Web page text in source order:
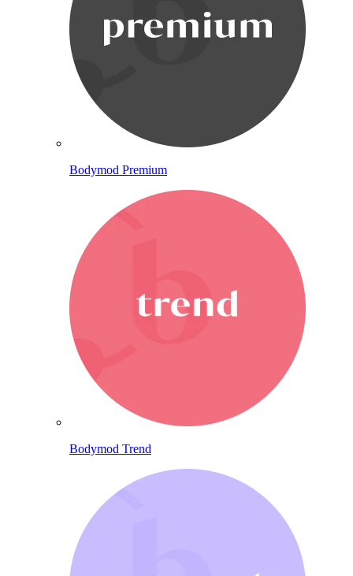
Bodymod Premium
Bodymod Trend